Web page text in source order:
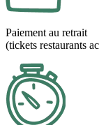
Paiement au retrait
(tickets restaurants